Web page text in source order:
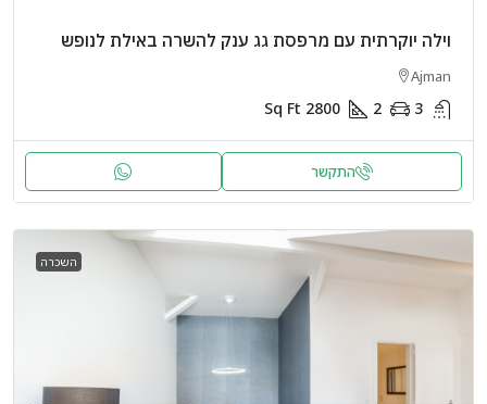
וילה יוקרתית עם מרפסת גג ענק להשרה באילת לנופש
Ajman
3
2
2800
Sq Ft
התקשר
השכרה